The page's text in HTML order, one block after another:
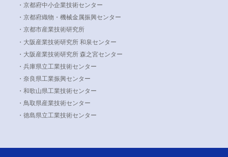
・京都府中小企業技術センター
・京都府織物・機械金属振興センター
・京都市産業技術研究所
・大阪産業技術研究所 和泉センター
・大阪産業技術研究所 森之宮センター
・兵庫県立工業技術センター
・奈良県工業振興センター
・和歌山県工業技術センター
・鳥取県産業技術センター
・徳島県立工業技術センター